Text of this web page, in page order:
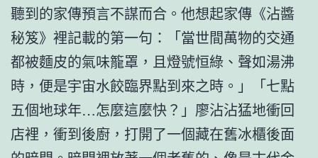
聽到的家傳預言不謀而合。他想起家傳《沾醬
秘笈》裡記載的第一句：「當世間萬物的交通
都被麵皮的氣味籠罩，且燈號恒綠、聲如湯沸
時，便是宇宙水餃臨界點到來之時。」「七點
五個地球年…怎麼這麼快？」廖沾沾猛地衝回
店裡，衝到後廚，打開了一個藏在舊冰櫃後面